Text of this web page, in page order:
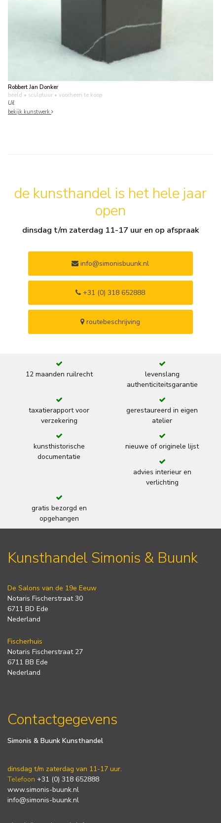
Robbert Jan Donker
beeld • sculptuur • voorheen te koop
Uil
bekijk kunstwerk
de kunsthandel is het hele jaar
open
dinsdag t/m zaterdag 11-17 uur en op afspraak
info@simonisbuunk.nl
+31 (0) 318 652888
routebeschrijving
12 maanden ruilrecht
levenslang
authenticiteitsgarantie
taxatierapport voor
verzekering
gerestaureerd in eigen
atelier
kunsthistorische
documentatie
nieuwe of originele lijst
advies interieur en
verlichting
gratis bezorgd en
opgehangen
Kunsthandel Simonis & Buunk
De Salons van de 19e Eeuw
Notaris Fischerstraat 30
6711 BD Ede
Nederland
Fischerhuis
Notaris Fischerstraat 27
6711 BB Ede
Nederland
Contactgegevens
Simonis & Buunk Kunsthandel
dinsdag t/m zaterdag van 11-17 uur.
Telefoon +31 (0) 318 652888
www.simonis-buunk.nl
info@simonis-buunk.nl